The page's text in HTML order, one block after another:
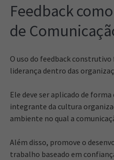
Feedback
de
O uso do feedback
liderança dentro das
Ele deve ser aplicado de
integrante da cultura
ambiente no qual a
Além disso, promove o
trabalho baseado em